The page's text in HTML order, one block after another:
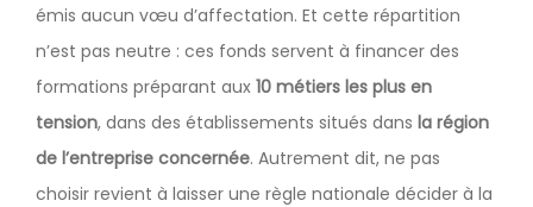
émis aucun vœu d’affectation. Et cette répartition
n’est pas neutre : ces fonds servent à financer des
formations préparant aux 10 métiers les plus en
tension, dans des établissements situés dans la région
de l’entreprise concernée. Autrement dit, ne pas
choisir revient à laisser une règle nationale décider à la